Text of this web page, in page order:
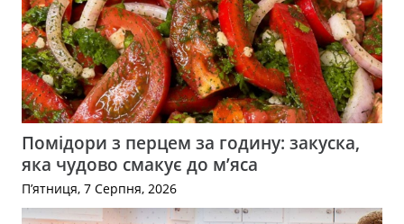
Помідори з перцем за годину: закуска,
яка чудово смакує до м’яса
П’ятниця, 7 Серпня, 2026